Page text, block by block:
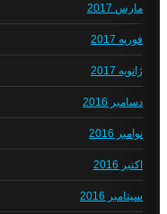
مارس 2017
فوریه 2017
ژانویه 2017
دسامبر 2016
نوامبر 2016
اکتبر 2016
سپتامبر 2016